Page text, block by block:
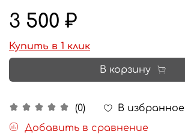
(0)
В избранное
Добавить в сравнение
3 500 ₽
Купить в 1 клик
В корзину